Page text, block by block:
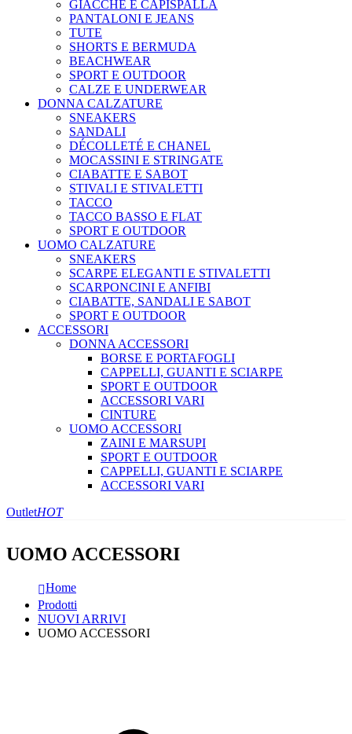
GIACCHE E CAPISPALLA
PANTALONI E JEANS
TUTE
SHORTS E BERMUDA
BEACHWEAR
SPORT E OUTDOOR
CALZE E UNDERWEAR
DONNA CALZATURE
SNEAKERS
SANDALI
DÉCOLLETÉ E CHANEL
MOCASSINI E STRINGATE
CIABATTE E SABOT
STIVALI E STIVALETTI
TACCO
TACCO BASSO E FLAT
SPORT E OUTDOOR
UOMO CALZATURE
SNEAKERS
SCARPE ELEGANTI E STIVALETTI
SCARPONCINI E ANFIBI
CIABATTE, SANDALI E SABOT
SPORT E OUTDOOR
ACCESSORI
DONNA ACCESSORI
BORSE E PORTAFOGLI
CAPPELLI, GUANTI E SCIARPE
SPORT E OUTDOOR
ACCESSORI VARI
CINTURE
UOMO ACCESSORI
ZAINI E MARSUPI
SPORT E OUTDOOR
CAPPELLI, GUANTI E SCIARPE
ACCESSORI VARI
OutletHOT
UOMO ACCESSORI
Home
Prodotti
NUOVI ARRIVI
UOMO ACCESSORI